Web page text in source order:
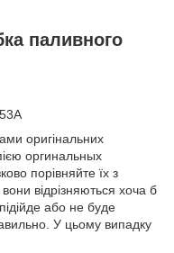
паливного
оригінальних
оргинальных
порівняйте їх з
відрізняються хоча б
або не буде
У цьому випадку